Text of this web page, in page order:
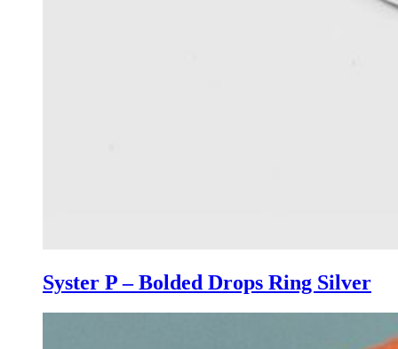
Syster P – Bolded Drops Ring Silver